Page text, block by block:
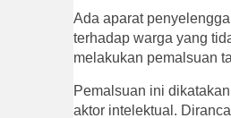
Ada aparat
terhadap warga yang
melakukan pemalsuan
Pemalsuan ini
aktor intelektual.